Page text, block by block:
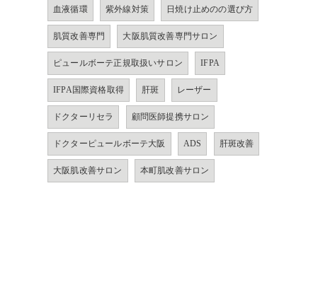
血液循環 紫外線対策 日焼け止めのの選び方
肌質改善専門 大阪肌質改善専門サロン
ピュールボーテ正規取扱いサロン IFPA
IFPA国際資格取得 肝斑 レーザー
ドクターリセラ 顧問医師提携サロン
ドクターピュールボーテ大阪 ADS 肝斑改善
大阪肌改善サロン 本町肌改善サロン